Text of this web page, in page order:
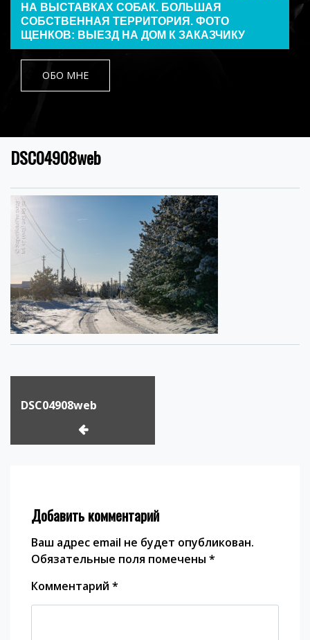
НА ВЫСТАВКАХ СОБАК. БОЛЬШАЯ
СОБСТВЕННАЯ ТЕРРИТОРИЯ. ФОТО
ЩЕНКОВ: ВЫЕЗД НА ДОМ К ЗАКАЗЧИКУ
ОБО МНЕ
DSC04908web
поDSC04908web
Добавить комментарий
Ваш адрес email не будет опубликован.
Обязательные поля помечены *
Комментарий *